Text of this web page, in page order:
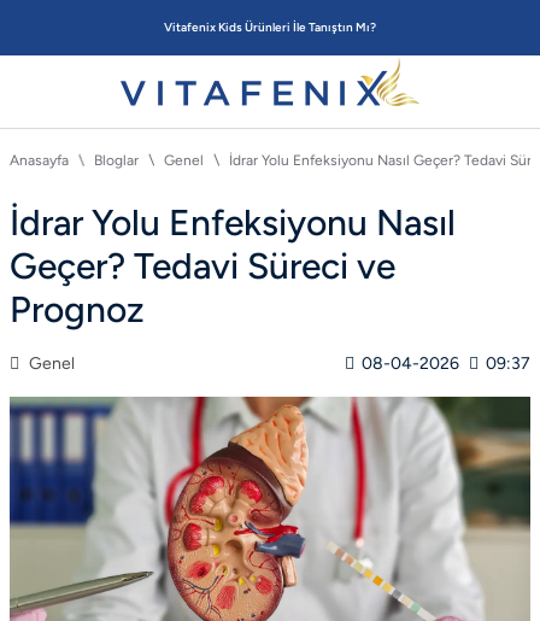
Vitafenix Kids Ürünleri İle Tanıştın Mı?
Anasayfa Bloglar Genel İdrar Yolu Enfeksiyonu Nasıl Geçer? Tedavi
İdrar Yolu Enfeksiyonu Nasıl
Geçer? Tedavi Süreci ve
Prognoz
Genel 08-04-2026 09:37